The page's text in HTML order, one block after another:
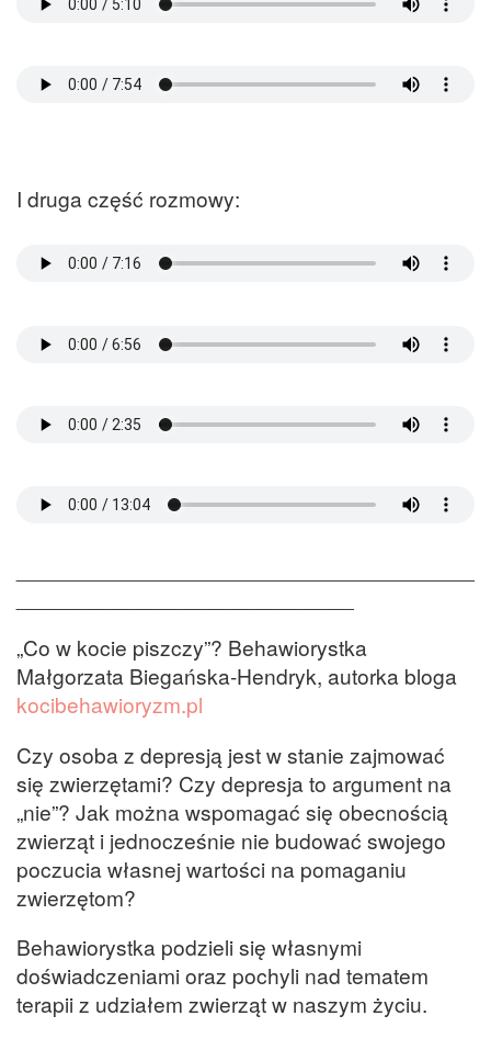
I druga część rozmowy:
„Co w kocie piszczy”? Behawiorystka
Małgorzata Biegańska-Hendryk, autorka bloga
kocibehawioryzm.pl
Czy osoba z depresją jest w stanie zajmować
się zwierzętami? Czy depresja to argument na
„nie”? Jak można wspomagać się obecnością
zwierząt i jednocześnie nie budować swojego
poczucia własnej wartości na pomaganiu
zwierzętom?
Behawiorystka podzieli się własnymi
doświadczeniami oraz pochyli nad tematem
terapii z udziałem zwierząt w naszym życiu.